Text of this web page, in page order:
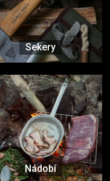
Sekery
Nádobí